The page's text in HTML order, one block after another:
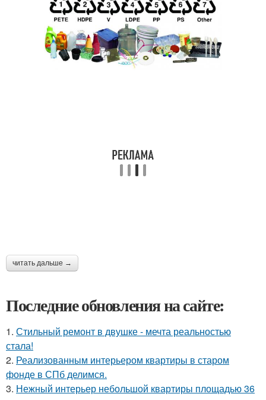
читать дальше →
Последние обновления на сайте:
1. Стильный ремонт в двушке - мечта реальностью
стала!
2. Реализованным интерьером квартиры в старом
фонде в СПб делимся.
3. Нежный интерьер небольшой квартиры площадью 36